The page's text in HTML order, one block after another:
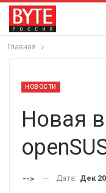
Главная
НОВОСТИ
Новая
--> Дата: Дек